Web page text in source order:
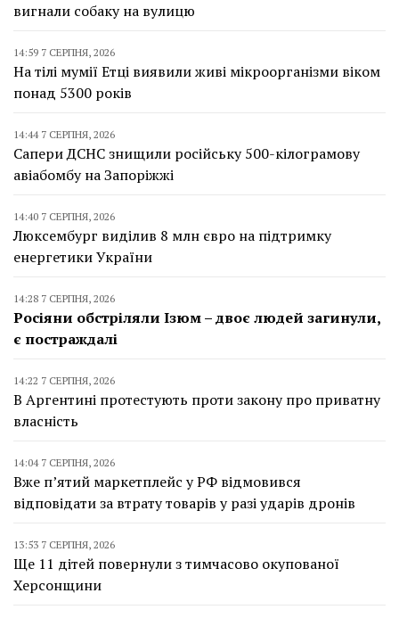
вигнали собаку на вулицю
14:59 7 СЕРПНЯ, 2026
На тілі мумії Етці виявили живі мікроорганізми віком
понад 5300 років
14:44 7 СЕРПНЯ, 2026
Сапери ДСНС знищили російську 500-кілограмову
авіабомбу на Запоріжжі
14:40 7 СЕРПНЯ, 2026
Люксембург виділив 8 млн євро на підтримку
енергетики України
14:28 7 СЕРПНЯ, 2026
Росіяни обстріляли Ізюм – двоє людей загинули,
є постраждалі
14:22 7 СЕРПНЯ, 2026
В Аргентині протестують проти закону про приватну
власність
14:04 7 СЕРПНЯ, 2026
Вже п’ятий маркетплейс у РФ відмовився
відповідати за втрату товарів у разі ударів дронів
13:53 7 СЕРПНЯ, 2026
Ще 11 дітей повернули з тимчасово окупованої
Херсонщини